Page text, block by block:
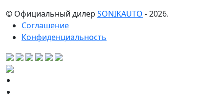
© Официальный дилер SONIKAUTO - 2026.
Соглашение
Конфиденциальность